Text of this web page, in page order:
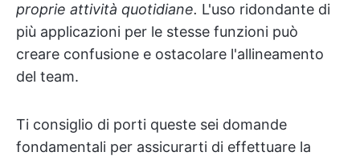
proprie attività quotidiane. L'uso ridondante di
più applicazioni per le stesse funzioni può
creare confusione e ostacolare l'allineamento
del team.
Ti consiglio di porti queste sei domande
fondamentali per assicurarti di effettuare la